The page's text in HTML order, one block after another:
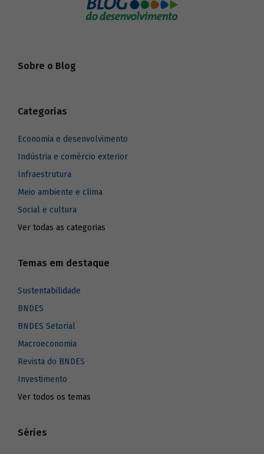
Sobre o Blog
Categorias
Economia e desenvolvimento
Indústria e comércio exterior
Infraestrutura
Meio ambiente e clima
Social e cultura
Ver todas as categorias
Temas em destaque
Sustentabilidade
BNDES
BNDES Setorial
Macroeconomia
Revista do BNDES
Investimento
Ver todos os temas
Séries